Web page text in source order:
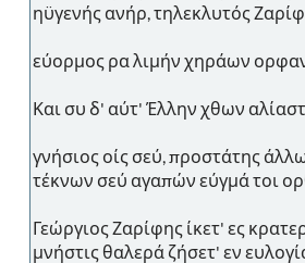
ηϋγενής ανήρ, τηλεκλυτός
εύορμος ρα λιμήν χηράων
Και συ δ' αύτ' Έλλην χθων
γνήσιος οίς σεύ, προστάτης
τέκνων σεύ αγαπών εύγμά τοι
Γεώργιος Ζαρίφης ίκετ' ες
μνήστις θαλερά ζήσετ' εν